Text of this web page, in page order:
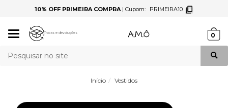
10% OFF PRIMEIRA COMPRA| Cupom: PRIMEIRA10
Mudar
Trocas e devoluções 0
Início Vestidos